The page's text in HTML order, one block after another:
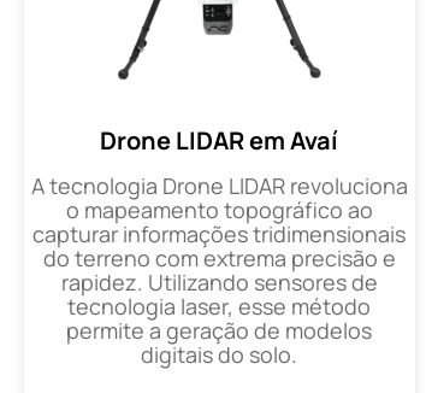
Drone LIDAR em Avaí
A tecnologia Drone LIDAR revoluciona
o mapeamento topográfico ao
capturar informações tridimensionais
do terreno com extrema precisão e
rapidez. Utilizando sensores de
tecnologia laser, esse método
permite a geração de modelos
digitais do solo.